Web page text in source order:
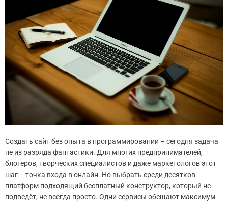
Создать сайт без опыта в программировании – сегодня задача
не из разряда фантастики. Для многих предпринимателей,
блогеров, творческих специалистов и даже маркетологов этот
шаг – точка входа в онлайн. Но выбрать среди десятков
платформ подходящий бесплатный конструктор, который не
подведёт, не всегда просто. Одни сервисы обещают максимум